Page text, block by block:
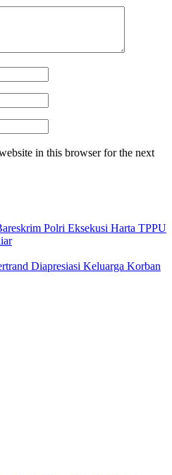
in this browser for the next
Polri Eksekusi Harta TPPU
Diapresiasi Keluarga Korban